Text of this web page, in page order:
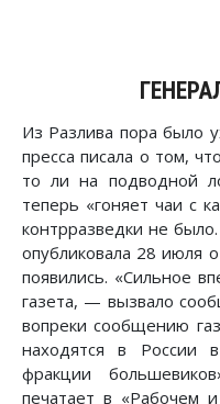
Из Разлива пора было
пресса писала о том,
то ли на подводной
теперь «гоняет чаи с
контрразведки не
опубликовала 28 июля
появились. «Сильное
газета, — вызвало
вопреки сообщению
находятся в России
фракции
печатает в «Рабочем